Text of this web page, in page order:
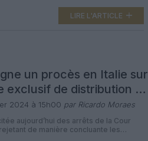
dans le cadre de leurs forfaits
qu’ils ne surfacturent pas les
la clientèle », indique la low cost […]
LIRE L'ARTICLE
un procès en Italie sur
exclusif de distribution en
2024 à 15h00 par Ricardo Moraes
aujourd’hui des arrêts de la Cour
de manière concluante les